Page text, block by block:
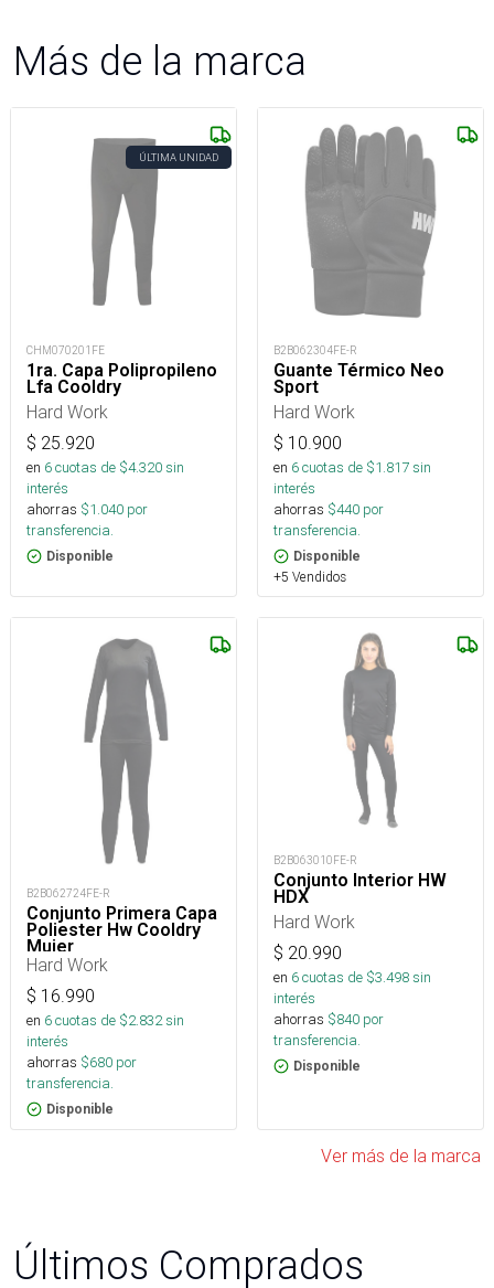
Más de la marca
ÚLTIMA UNIDAD
CHM070201FE
1ra. Capa Polipropileno
Lfa Cooldry
Hard Work
$ 25.920
en 6cuotas de $4.320sin
interés
ahorras $1.040 por
transferencia.
Disponible
B2B062304FE-R
Guante Térmico Neo
Sport
Hard Work
$ 10.900
en 6cuotas de $1.817sin
interés
ahorras $440 por
transferencia.
Disponible
+5 Vendidos
B2B062724FE-R
Conjunto Primera Capa
Poliester Hw Cooldry
Mujer
Hard Work
$ 16.990
en 6cuotas de $2.832sin
interés
ahorras $680 por
transferencia.
Disponible
B2B063010FE-R
Conjunto Interior HW
HDX
Hard Work
$ 20.990
en 6cuotas de $3.498sin
interés
ahorras $840 por
transferencia.
Disponible
Ver más de la marca
Últimos Comprados